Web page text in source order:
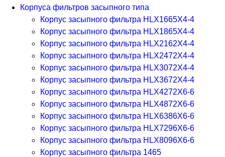
Корпуса фильтров засыпного типа
Корпус засыпного фильтра HLX1665X4-4
Корпус засыпного фильтра HLX1865X4-4
Корпус засыпного фильтра HLX2162X4-4
Корпус засыпного фильтра HLX2472X4-4
Корпус засыпного фильтра HLX3072X4-4
Корпус засыпного фильтра HLX3672X4-4
Корпус засыпного фильтра HLX4272X6-6
Корпус засыпного фильтра HLX4872X6-6
Корпус засыпного фильтра HLX6386X6-6
Корпус засыпного фильтра HLX7296X6-6
Корпус засыпного фильтра HLX8096X6-6
Корпус засыпного фильтра 1465